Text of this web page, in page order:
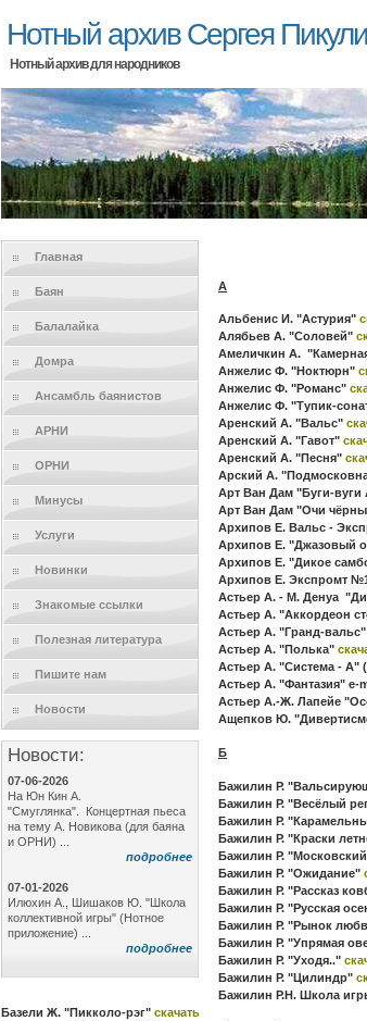
Нотный архив Сергея
Нотный архив для народников
Главная
Баян
Балалайка
Домра
Ансамбль баянистов
АРНИ
ОРНИ
Минусы
Услуги
Новинки
Знакомые ссылки
Полезная литература
Пишите нам
Новости
Новости:
07-06-2026
На Юн Кин А.
"Смуглянка". Концертная пьеса
на тему А. Новикова (для баяна
и ОРНИ) ...
подробнее
07-01-2026
Илюхин А., Шишаков Ю. "Школа
коллективной игры" (Нотное
приложение) ...
подробнее
А
Альбенис И. "Астурия"
Алябьев А. "Соловей"
Амеличкин А.
Анжелис Ф. "Ноктюрн"
Анжелис Ф. "Романс"
Анжелис Ф. "Тупик-
Аренский А. "Вальс"
Аренский А. "Гавот"
Аренский А. "Песня"
Арский А.
Арт Ван Дам "Буги-вуги
Арт Ван Дам "Очи
Архипов Е. Вальс -
Архипов Е. "Джазовый
Архипов Е. "Дикое
Архипов Е. Экспромт №1
Астьер А. - М. Денуа
Астьер А. "Аккордеон
Астьер А. "Гранд-
Астьер А. "Полька"
Астьер А. "Система - А"
Астьер А. "Фантазия" e-
Астьер А.-Ж. Лапейе
Ащепков Ю.
Б
Бажилин Р.
Бажилин Р. "Весёлый
Бажилин Р.
Бажилин Р. "Краски
Бажилин Р.
Бажилин Р. "Ожидание"
Бажилин Р. "Рассказ
Бажилин Р. "Русская
Бажилин Р. "Рынок
Бажилин Р. "Упрямая
Бажилин Р. "Уходя.."
Бажилин Р. "Цилиндр"
Бажилин Р.Н. Школа
Базели Ж. "Пикколо-рэг" скачать